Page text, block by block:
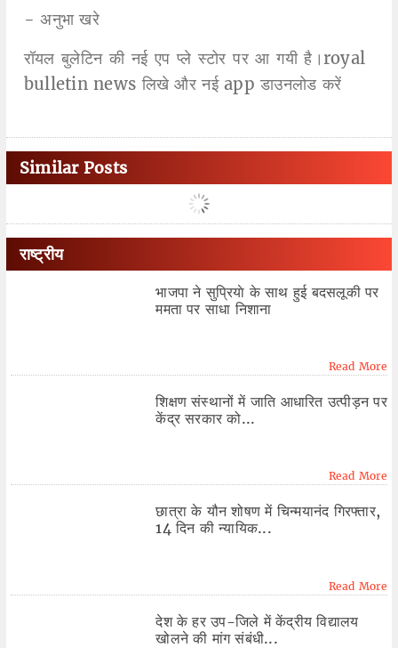
- अनुभा खरे
रॉयल बुलेटिन की नई एप प्ले स्टोर पर आ गयी है।royal
bulletin news लिखे और नई app डाउनलोड करें
Similar Posts
राष्ट्रीय
भाजपा ने सुप्रियाे के साथ हुई बदसलूकी पर
ममता पर साधा निशाना
Read More
शिक्षण संस्थानों में जाति आधारित उत्पीड़न पर
केंद्र सरकार को...
Read More
छात्रा के यौन शोषण में चिन्मयानंद गिरफ्तार,
14 दिन की न्यायिक...
Read More
देश के हर उप-जिले में केंद्रीय विद्यालय
खोलने की मांग संबंधी...